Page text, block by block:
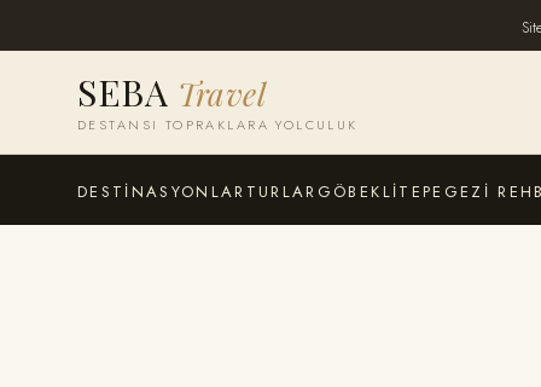
SEBA Travel
DESTANSI TOPRAKLARA YOLCULUK
DESTINASYONLAR TURLAR GÖBEKLITEPE GEZI